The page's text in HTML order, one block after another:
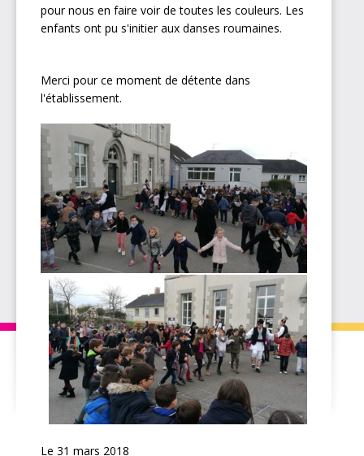
pour nous en faire voir de toutes les couleurs. Les
enfants ont pu s'initier aux danses roumaines.
Merci pour ce moment de détente dans
l'établissement.
Le 31 mars 2018